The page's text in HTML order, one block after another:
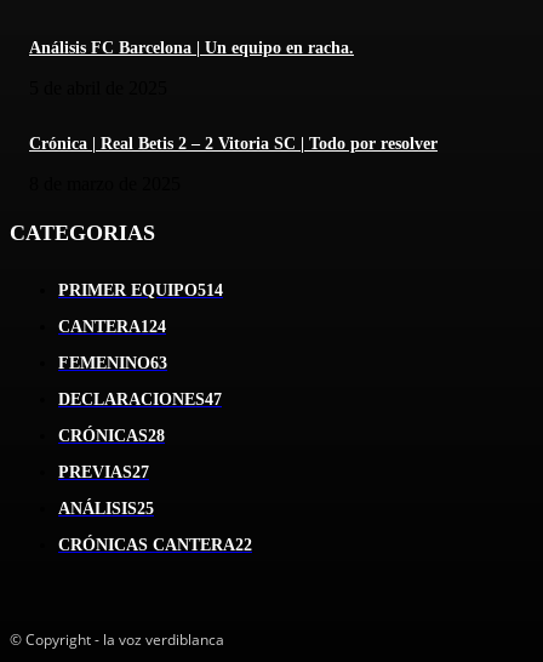
Análisis FC Barcelona | Un equipo en racha.
Crónica | Real Betis 2 – 2 Vitoria SC | Todo por resolver
CATEGORIAS
PRIMER EQUIPO514
CANTERA124
FEMENINO63
DECLARACIONES47
CRÓNICAS28
PREVIAS27
ANÁLISIS25
CRÓNICAS CANTERA22
© Copyright - la voz verdiblanca